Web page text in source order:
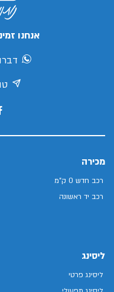
אנחנו
מכירה
רכב חדש 0 ק"מ
רכב יד ראשונה
ליסינג
ליסינג פרטי